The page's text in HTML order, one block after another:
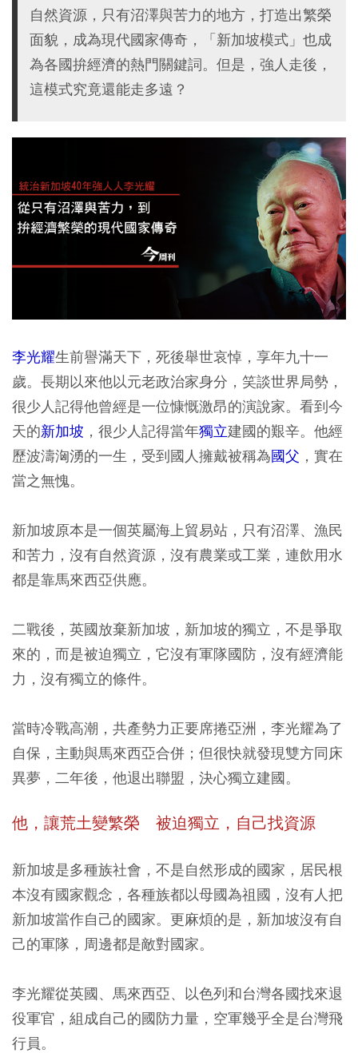
自然資源，只有沼澤與苦力的地方，打造出繁榮
面貌，成為現代國家傳奇，「新加坡模式」也成
為各國拚經濟的熱門關鍵詞。但是，強人走後，
這模式究竟還能走多遠？
李光耀生前譽滿天下，死後舉世哀悼，享年九十一
歲。長期以來他以元老政治家身分，笑談世界局勢，
很少人記得他曾經是一位慷慨激昂的演說家。看到今
天的新加坡 ，很少人記得當年獨立建國的艱辛。他經
歷波濤洶湧的一生，受到國人擁戴被稱為國父 ，實在
當之無愧。
新加坡原本是一個英屬海上貿易站，只有沼澤、漁民
和苦力，沒有自然資源，沒有農業或工業，連飲用水
都是靠馬來西亞供應。
二戰後，英國放棄新加坡，新加坡的獨立，不是爭取
來的，而是被迫獨立，它沒有軍隊國防，沒有經濟能
力，沒有獨立的條件。
當時冷戰高潮，共產勢力正要席捲亞洲，李光耀為了
自保，主動與馬來西亞合併；但很快就發現雙方同床
異夢，二年後，他退出聯盟，決心獨立建國。
他，讓荒土變繁榮 被迫獨立，自己找資源
新加坡是多種族社會，不是自然形成的國家，居民根
本沒有國家觀念，各種族都以母國為祖國，沒有人把
新加坡當作自己的國家。更麻煩的是，新加坡沒有自
己的軍隊，周邊都是敵對國家。
李光耀從英國、馬來西亞、以色列和台灣各國找來退
役軍官，組成自己的國防力量，空軍幾乎全是台灣飛
行員。